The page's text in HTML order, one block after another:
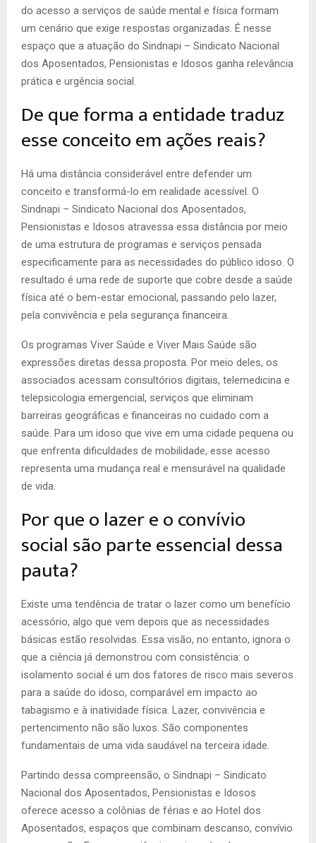
do acesso a serviços de saúde mental e física formam
um cenário que exige respostas organizadas. É nesse
espaço que a atuação do Sindnapi – Sindicato Nacional
dos Aposentados, Pensionistas e Idosos ganha relevância
prática e urgência social.
De que forma a entidade traduz
esse conceito em ações reais?
Há uma distância considerável entre defender um
conceito e transformá-lo em realidade acessível. O
Sindnapi – Sindicato Nacional dos Aposentados,
Pensionistas e Idosos atravessa essa distância por meio
de uma estrutura de programas e serviços pensada
especificamente para as necessidades do público idoso. O
resultado é uma rede de suporte que cobre desde a saúde
física até o bem-estar emocional, passando pelo lazer,
pela convivência e pela segurança financeira.
Os programas Viver Saúde e Viver Mais Saúde são
expressões diretas dessa proposta. Por meio deles, os
associados acessam consultórios digitais, telemedicina e
telepsicologia emergencial, serviços que eliminam
barreiras geográficas e financeiras no cuidado com a
saúde. Para um idoso que vive em uma cidade pequena ou
que enfrenta dificuldades de mobilidade, esse acesso
representa uma mudança real e mensurável na qualidade
de vida.
Por que o lazer e o convívio
social são parte essencial dessa
pauta?
Existe uma tendência de tratar o lazer como um benefício
acessório, algo que vem depois que as necessidades
básicas estão resolvidas. Essa visão, no entanto, ignora o
que a ciência já demonstrou com consistência: o
isolamento social é um dos fatores de risco mais severos
para a saúde do idoso, comparável em impacto ao
tabagismo e à inatividade física. Lazer, convivência e
pertencimento não são luxos. São componentes
fundamentais de uma vida saudável na terceira idade.
Partindo dessa compreensão, o Sindnapi – Sindicato
Nacional dos Aposentados, Pensionistas e Idosos
oferece acesso a colônias de férias e ao Hotel dos
Aposentados, espaços que combinam descanso, convívio